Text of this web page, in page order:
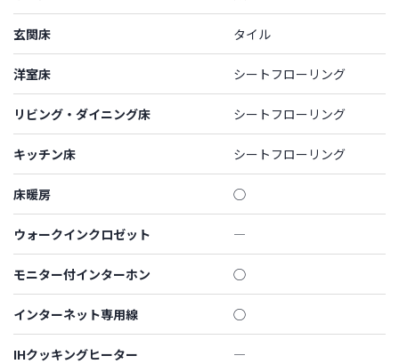
玄関床 タイル
洋室床 シートフローリング
リビング・ダイニング床 シートフローリング
キッチン床 シートフローリング
床暖房 ◯
ウォークインクロゼット ―
モニター付インターホン ◯
インターネット専用線 ◯
IHクッキングヒーター ―